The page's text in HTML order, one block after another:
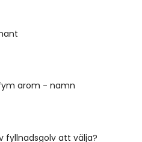
arom - namn
fyllnadsgolv att välja?